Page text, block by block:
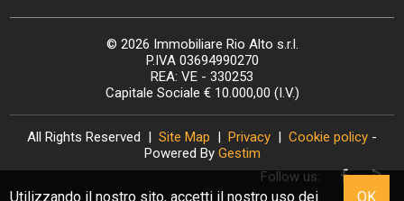
© 2026 Immobiliare Rio Alto s.r.l.
P.IVA 03694990270
REA: VE - 330253
Capitale Sociale € 10.000,00 (I.V.)
All Rights Reserved | Site Map | Privacy | Cookie policy -
Powered By Gestim
Follow us:
Utilizzando il nostro sito, accetti il nostro uso dei OK